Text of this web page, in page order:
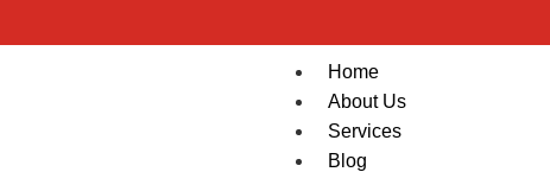
Home
About Us
Services
Blog